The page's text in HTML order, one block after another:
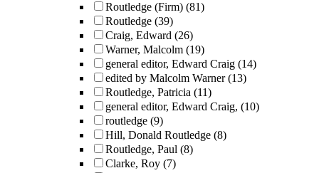
Routledge (Firm) (81)
Routledge (39)
Craig, Edward (26)
Warner, Malcolm (19)
general editor, Edward Craig (14)
edited by Malcolm Warner (13)
Routledge, Patricia (11)
general editor, Edward Craig, (10)
routledge (9)
Hill, Donald Routledge (8)
Routledge, Paul (8)
Clarke, Roy (7)